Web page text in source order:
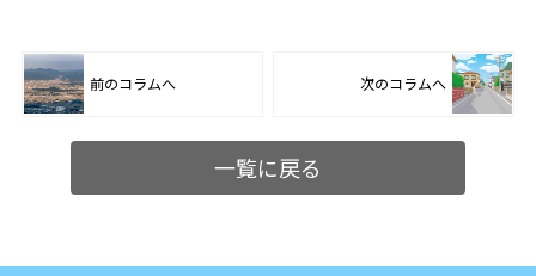
前のコラムへ 次のコラムへ
一覧に戻る